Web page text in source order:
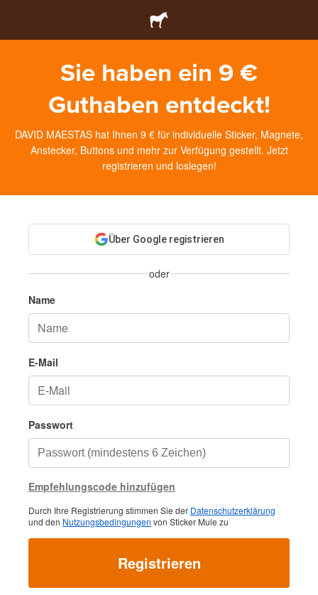
Sie haben ein 9 €
Guthaben entdeckt!
DAVID MAESTAS hat Ihnen 9 € für individuelle Sticker, Magnete,
Anstecker, Buttons und mehr zur Verfügung gestellt. Jetzt
registrieren und loslegen!
Über Google registrieren
oder
Name
E-Mail
Passwort
Empfehlungscode hinzufügen
Durch Ihre Registrierung stimmen Sie der Datenschutzerklärung
und den Nutzungsbedingungen von Sticker Mule zu
Registrieren